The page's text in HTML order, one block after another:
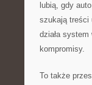
lubią, gdy
szukają treści
działa
kompromisy.
To także